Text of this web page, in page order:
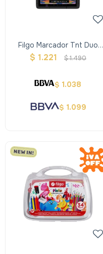
Filgo Marcador Tnt Duo
Market - Estuche Plástico
$ 1.221 $1.490
$ 1.038
$ 1.099